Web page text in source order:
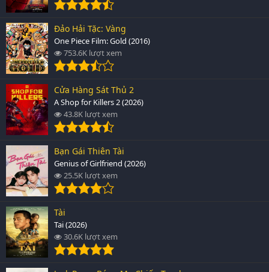
Đảo Hải Tặc: Vàng
One Piece Film: Gold (2016)
753.6K lượt xem
Cửa Hàng Sát Thủ 2
A Shop for Killers 2 (2026)
43.8K lượt xem
Bạn Gái Thiên Tài
Genius of Girlfriend (2026)
25.5K lượt xem
Tài
Tai (2026)
30.6K lượt xem